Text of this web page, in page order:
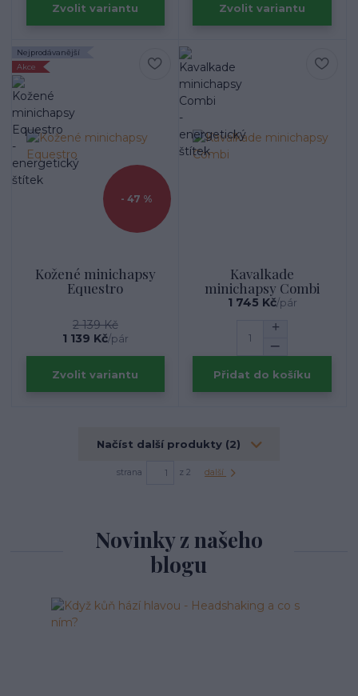
Zvolit variantu Zvolit variantu
Nejprodávanější
Akce
- 47 %
Kožené minichapsy
Equestro
2 139 Kč
1 139 Kč/pár
Zvolit variantu
Kavalkade
minichapsy Combi
1 745 Kč/pár
Přidat do košíku
Načíst další produkty (2)
strana z 2 další
Novinky z našeho
blogu